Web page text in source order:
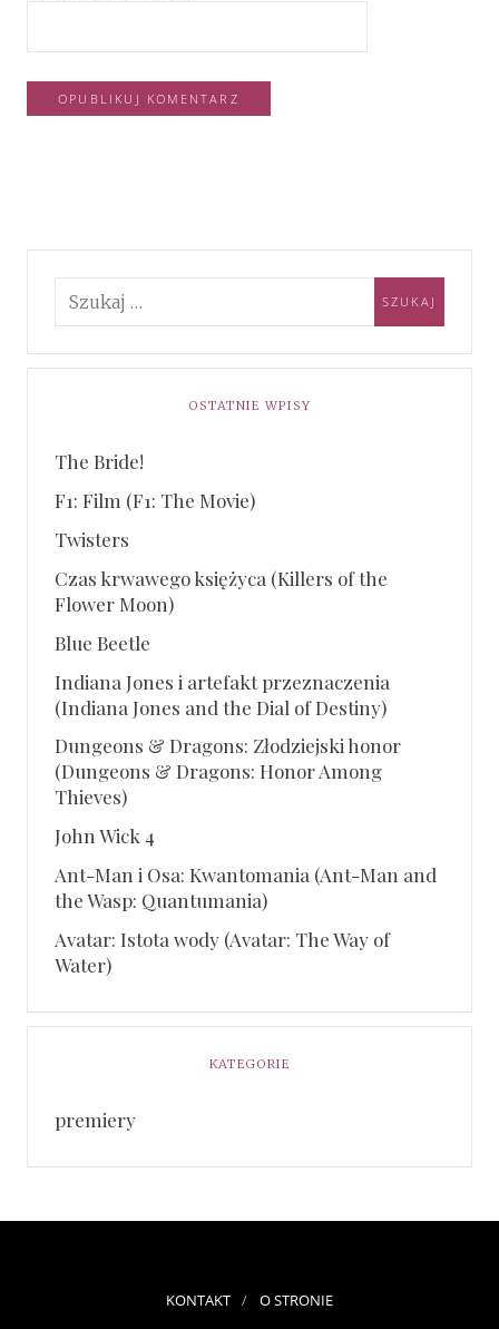
OSTATNIE WPISY
The Bride!
F1: Film (F1: The Movie)
Twisters
Czas krwawego księżyca (Killers of the
Flower Moon)
Blue Beetle
Indiana Jones i artefakt przeznaczenia
(Indiana Jones and the Dial of Destiny)
Dungeons & Dragons: Złodziejski honor
(Dungeons & Dragons: Honor Among
Thieves)
John Wick 4
Ant-Man i Osa: Kwantomania (Ant-Man and
the Wasp: Quantumania)
Avatar: Istota wody (Avatar: The Way of
Water)
KATEGORIE
premiery
KONTAKT O STRONIE